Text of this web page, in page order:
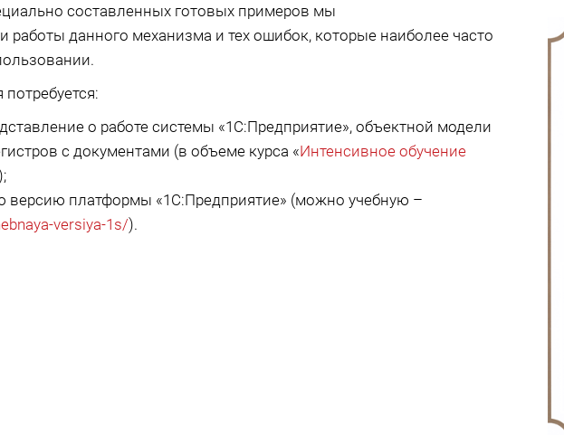
составленных готовых примеров мы
работы данного механизма и тех ошибок, которые наиболее часто
о работе системы «1С:Предприятие», объектной модели
с документами (в объеме курса «Интенсивное обучение
версию платформы «1С:Предприятие» (можно учебную –
versiya-1s/).